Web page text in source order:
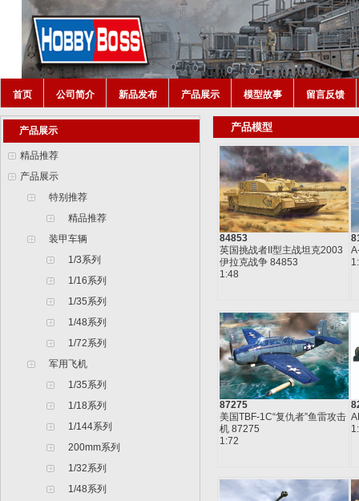
首页 公司简介 新品发布 产品展示 模型故事 留言反馈
产品展示
精品推荐
产品展示
特别推荐
精品推荐
装甲车辆
1/3系列
1/16系列
1/35系列
1/48系列
1/72系列
军用飞机
1/35系列
1/18系列
1/144系列
200mm系列
1/32系列
1/48系列
产品模型
84853
英国挑战者II型主战坦克2003
伊拉克战争 84853
1:48
87275
美国TBF-1C“复仇者”鱼雷攻击
机 87275
1:72